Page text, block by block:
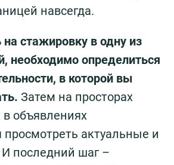
навсегда.
стажировку в одну из
необходимо определиться
в которой вы
Затем на просторах
объявлениях
просмотреть актуальные и
последний шаг –